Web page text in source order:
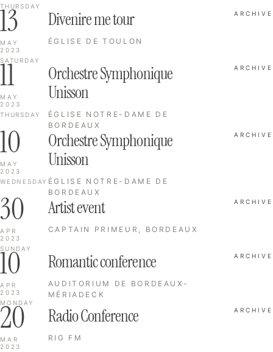
THURSDAY
13
MAY
2023
SATURDAY
Divenire me tour
ÉGLISE DE TOULON
ARCHIVE
11
MAY
2023
THURSDAY
Orchestre Symphonique
Unisson
ÉGLISE NOTRE-DAME DE
BORDEAUX
ARCHIVE
10
MAY
2023
WEDNESDAY
Orchestre Symphonique
Unisson
ÉGLISE NOTRE-DAME DE
BORDEAUX
ARCHIVE
30
APR
2023
SUNDAY
Artist event
CAPTAIN PRIMEUR, BORDEAUX
ARCHIVE
10
APR
2023
MONDAY
Romantic conference
AUDITORIUM DE BORDEAUX-
MÉRIADECK
ARCHIVE
20
MAR
2023
Radio Conference
RIG FM
ARCHIVE